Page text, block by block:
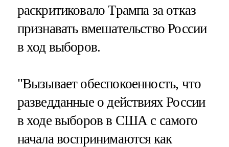
раскритиковало Трампа за отказ
признавать вмешательство России
в ход выборов.
"Вызывает обеспокоенность, что
разведданные о действиях России
в ходе выборов в США с самого
начала воспринимаются как